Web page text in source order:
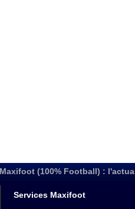
Maxifoot (100% Football) :
Services Maxifoot